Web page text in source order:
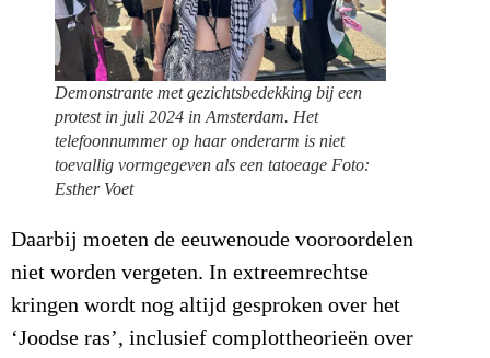
Demonstrante met gezichtsbedekking bij een
protest in juli 2024 in Amsterdam. Het
telefoonnummer op haar onderarm is niet
toevallig vormgegeven als een tatoeage Foto:
Esther Voet
Daarbij moeten de eeuwenoude vooroordelen
niet worden vergeten. In extreemrechtse
kringen wordt nog altijd gesproken over het
‘Joodse ras’, inclusief complottheorieën over